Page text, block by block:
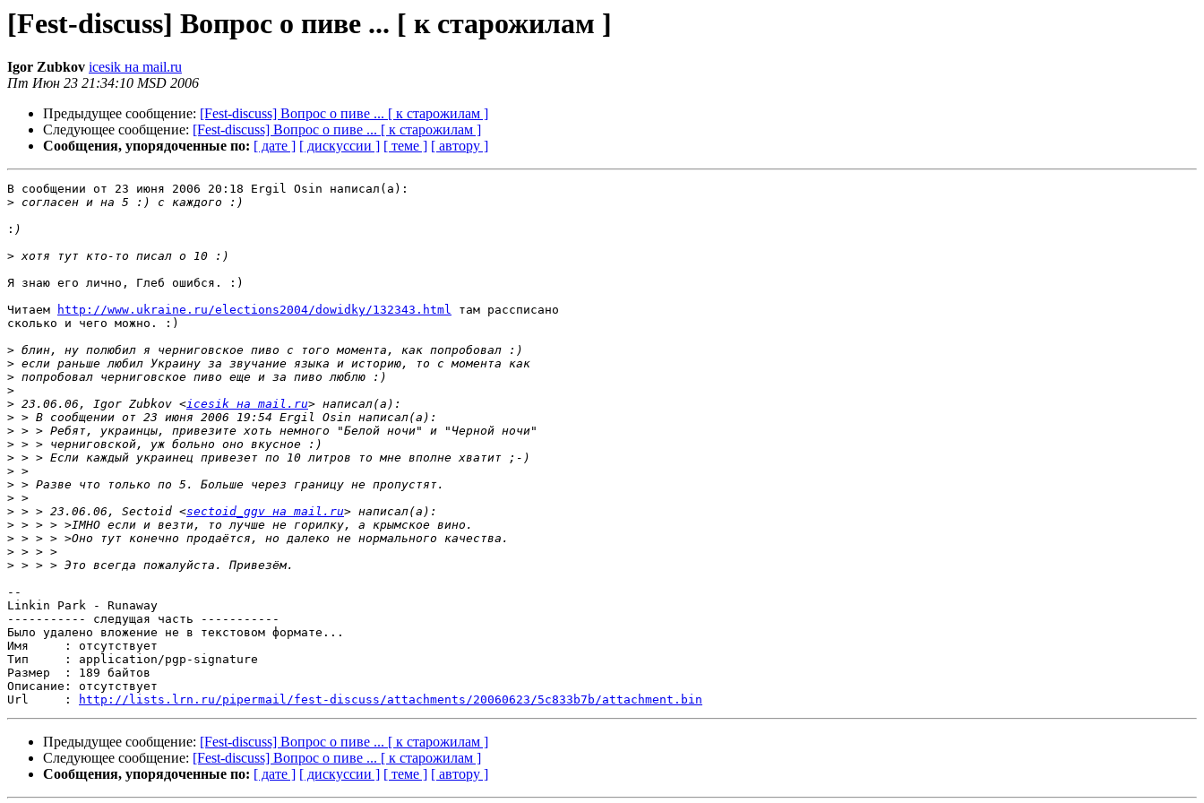
[Fest-discuss] Вопрос о пиве ... [ к старожилам ]
Igor Zubkov icesik на mail.ru
Пт Июн 23 21:34:10 MSD 2006
Предыдущее сообщение: [Fest-discuss] Вопрос о пиве ... [ к старожилам ]
Следующее сообщение: [Fest-discuss] Вопрос о пиве ... [ к старожилам ]
Сообщения, упорядоченные по: [ дате ] [ дискуссии ] [ теме ] [ автору ]
В сообщении от 23 июня 2006 20:18 Ergil Osin написал(a):
>
:
>
Я знаю его лично, Глеб ошибся. :)
Читаем
http://www.ukraine.ru/elections2004/dowidky/132343.html там рассписано
сколько и чего можно. :)
>
>
>
>
> 23.06.06, Igor Zubkov <icesik на mail.ru
>
>
>
>
>
>
>
> > > 23.06.06, Sectoid <sectoid_ggv на mail.ru
>
>
>
>
--
Linkin Park - Runaway
----------- следущая часть -----------
Было удалено вложение не в текстовом формате...
Имя     : отсутствует
Тип     : application/pgp-signature
Размер  : 189 байтов
Описание: отсутствует
Url     :
http://lists.lrn.ru/pipermail/fest-discuss/attachments/20060623/5c833b7b/attachment.bin
Предыдущее сообщение: [Fest-discuss] Вопрос о пиве ... [ к старожилам ]
Следующее сообщение: [Fest-discuss] Вопрос о пиве ... [ к старожилам ]
Сообщения, упорядоченные по: [ дате ] [ дискуссии ] [ теме ] [ автору ]